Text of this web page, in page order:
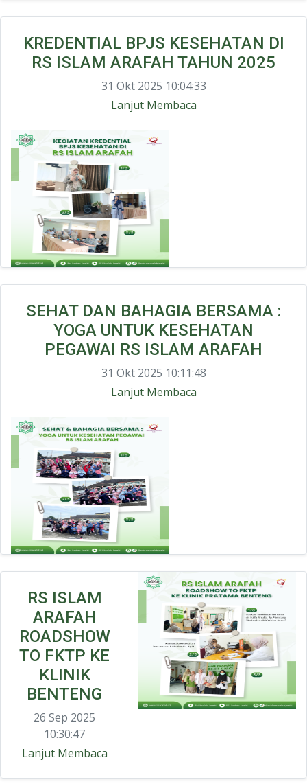
KREDENTIAL BPJS KESEHATAN DI
RS ISLAM ARAFAH TAHUN 2025
31 Okt 2025 10:04:33
Lanjut Membaca
SEHAT DAN BAHAGIA BERSAMA :
YOGA UNTUK KESEHATAN
PEGAWAI RS ISLAM ARAFAH
31 Okt 2025 10:11:48
Lanjut Membaca
RS ISLAM
ARAFAH
ROADSHOW
TO FKTP KE
KLINIK
BENTENG
26 Sep 2025
10:30:47
Lanjut Membaca